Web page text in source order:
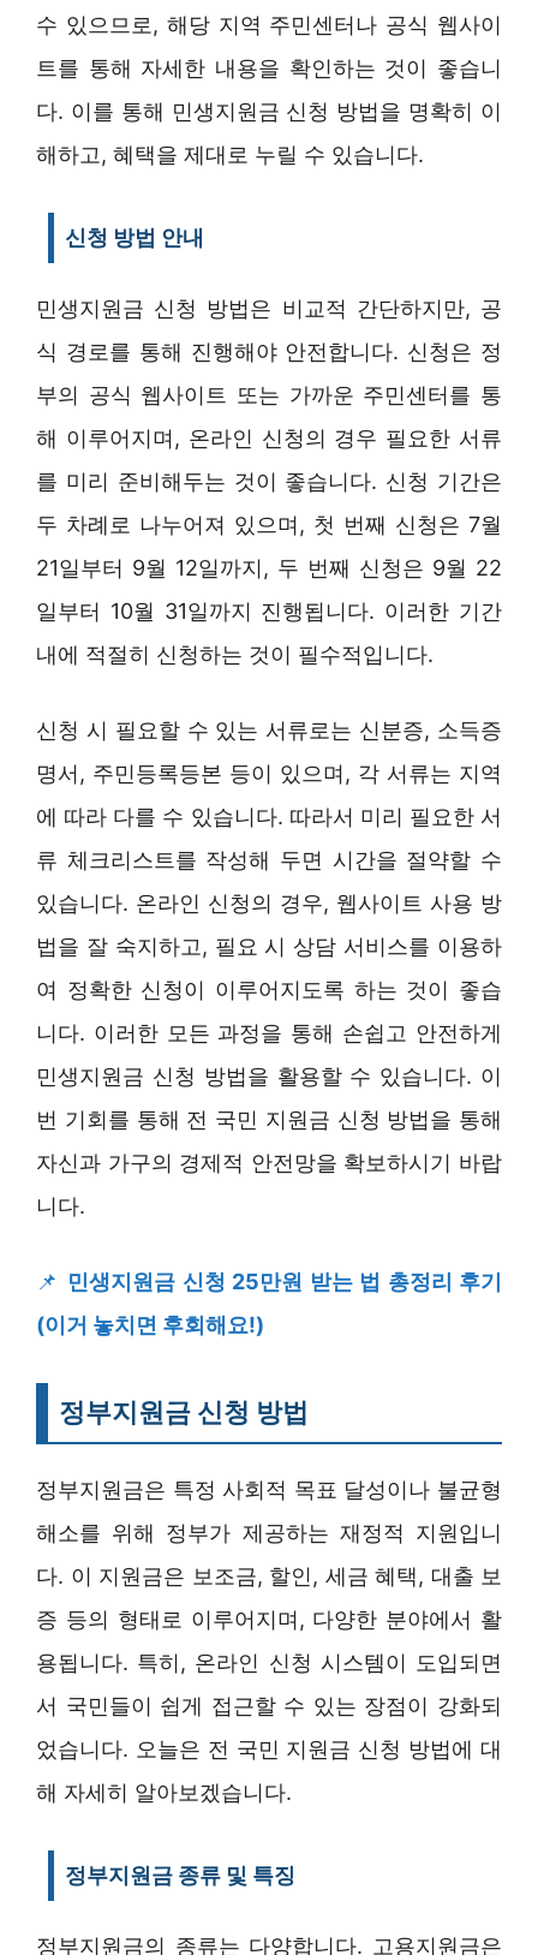
수 있으므로, 해당 지역 주민센터나 공식 웹사이
트를 통해 자세한 내용을 확인하는 것이 좋습니
다. 이를 통해 민생지원금 신청 방법을 명확히 이
해하고, 혜택을 제대로 누릴 수 있습니다.
신청 방법 안내
민생지원금 신청 방법은 비교적 간단하지만, 공
식 경로를 통해 진행해야 안전합니다. 신청은 정
부의 공식 웹사이트 또는 가까운 주민센터를 통
해 이루어지며, 온라인 신청의 경우 필요한 서류
를 미리 준비해두는 것이 좋습니다. 신청 기간은
두 차례로 나누어져 있으며, 첫 번째 신청은 7월
21일부터 9월 12일까지, 두 번째 신청은 9월 22
일부터 10월 31일까지 진행됩니다. 이러한 기간
내에 적절히 신청하는 것이 필수적입니다.
신청 시 필요할 수 있는 서류로는 신분증, 소득증
명서, 주민등록등본 등이 있으며, 각 서류는 지역
에 따라 다를 수 있습니다. 따라서 미리 필요한 서
류 체크리스트를 작성해 두면 시간을 절약할 수
있습니다. 온라인 신청의 경우, 웹사이트 사용 방
법을 잘 숙지하고, 필요 시 상담 서비스를 이용하
여 정확한 신청이 이루어지도록 하는 것이 좋습
니다. 이러한 모든 과정을 통해 손쉽고 안전하게
민생지원금 신청 방법을 활용할 수 있습니다. 이
번 기회를 통해 전 국민 지원금 신청 방법을 통해
자신과 가구의 경제적 안전망을 확보하시기 바랍
니다.
📌 민생지원금 신청 25만원 받는 법 총정리 후기
(이거 놓치면 후회해요!)
정부지원금 신청 방법
정부지원금은 특정 사회적 목표 달성이나 불균형
해소를 위해 정부가 제공하는 재정적 지원입니
다. 이 지원금은 보조금, 할인, 세금 혜택, 대출 보
증 등의 형태로 이루어지며, 다양한 분야에서 활
용됩니다. 특히, 온라인 신청 시스템이 도입되면
서 국민들이 쉽게 접근할 수 있는 장점이 강화되
었습니다. 오늘은 전 국민 지원금 신청 방법에 대
해 자세히 알아보겠습니다.
정부지원금 종류 및 특징
정부지원금의 종류는 다양합니다. 고용지원금은